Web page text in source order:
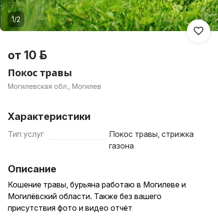
1/2
от 10 р.
Покос травы
Могилевская обл., Могилев
Характеристики
Тип услуг
Покос травы, стрижка
газона
Описание
Кошение травы, бурьяна работаю в Могилеве и
Могилёвский области. Также без вашего
присутствия фото и видео отчёт